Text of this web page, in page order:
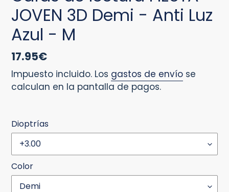
JOVEN 3D Demi - Anti Luz
Azul - M
Precio
habitual
17.95€
Impuesto incluido. Los gastos de envío se
calculan en la pantalla de pagos.
Dioptrías
Color